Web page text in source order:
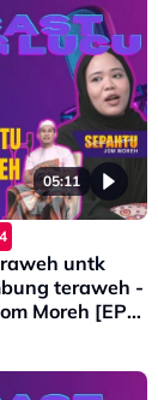
05:11
untk
teraweh -
Moreh [EP